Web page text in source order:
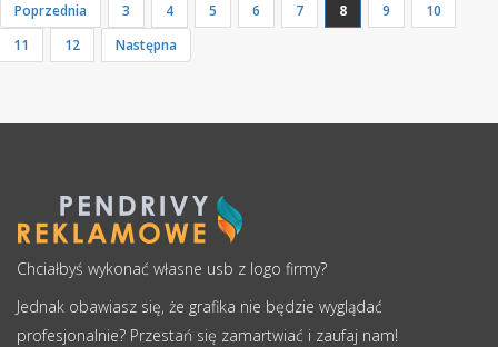
Poprzednia 3 4 5 6 7 8 9
10
11
12 Następna
Chciałbyś wykonać własne usb z logo firmy?
Jednak obawiasz się, że grafika nie będzie wyglądać
profesjonalnie? Przestań się zamartwiać i zaufaj nam!